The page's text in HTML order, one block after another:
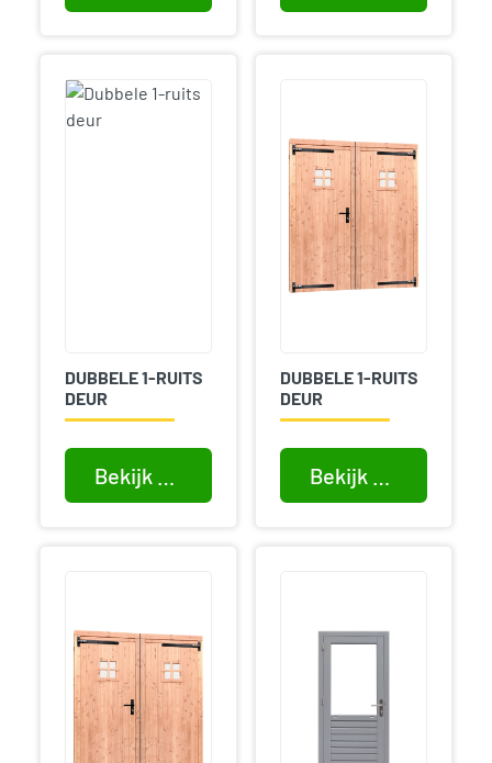
DUBBELE 1-RUITS
DEUR
Bekijk product
DUBBELE 1-RUITS
DEUR
Bekijk product